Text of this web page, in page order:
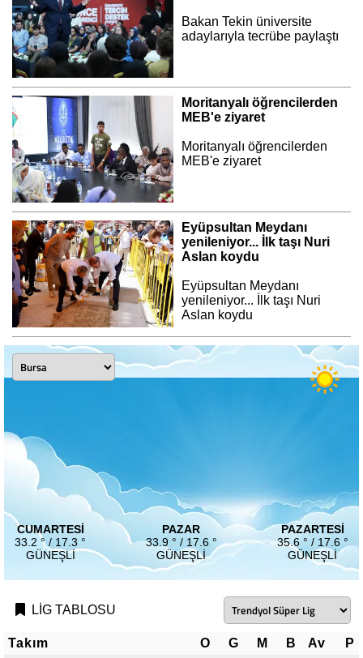
Bakan Tekin üniversite
adaylarıyla tecrübe paylaştı
Moritanyalı öğrencilerden
MEB'e ziyaret
Moritanyalı öğrencilerden
MEB'e ziyaret
Eyüpsultan Meydanı
yenileniyor... İlk taşı Nuri
Aslan koydu
Eyüpsultan Meydanı
yenileniyor... İlk taşı Nuri
Aslan koydu
CUMARTESI
33.2 ° / 17.3 °
GÜNEŞLI
PAZAR
33.9 ° / 17.6 °
GÜNEŞLI
PAZARTESI
35.6 ° / 17.6 °
GÜNEŞLI
LİG TABLOSU
Takım O G M B Av
P